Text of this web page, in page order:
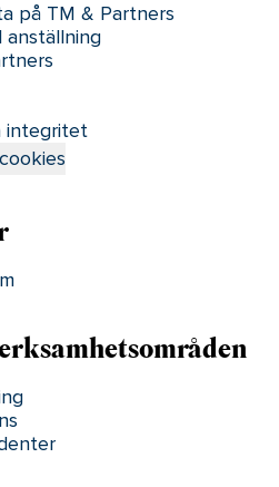
på TM & Partners
anställning
integritet